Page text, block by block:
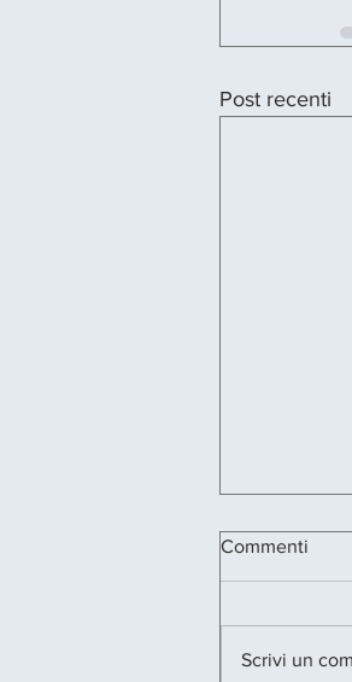
Post recenti
Commenti
Scrivi un